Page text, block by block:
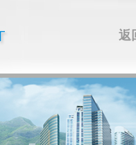
返